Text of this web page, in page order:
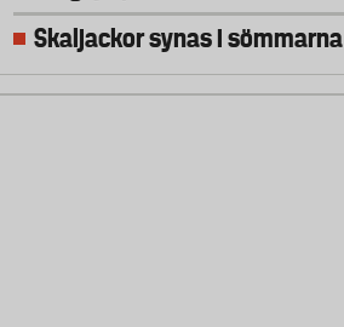
Skaljackor synas i sömmarna